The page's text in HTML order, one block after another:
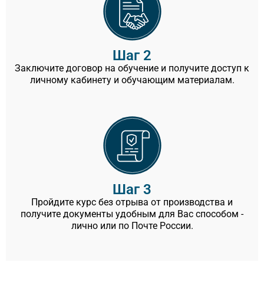
Шаг 2
Заключите договор на обучение и получите доступ к
личному кабинету и обучающим материалам.
Шаг 3
Пройдите курс без отрыва от производства и
получите документы удобным для Вас способом -
лично или по Почте России.